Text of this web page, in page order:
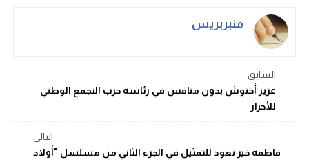
منبربريس
السابق
عزيز أخنوش بدون منافس في رئاسة حزب التجمع الوطني
للأحرار
التالي
فاطمة خير تعود للتمثيل في الجزء الثاني من مسلسل "أولاد